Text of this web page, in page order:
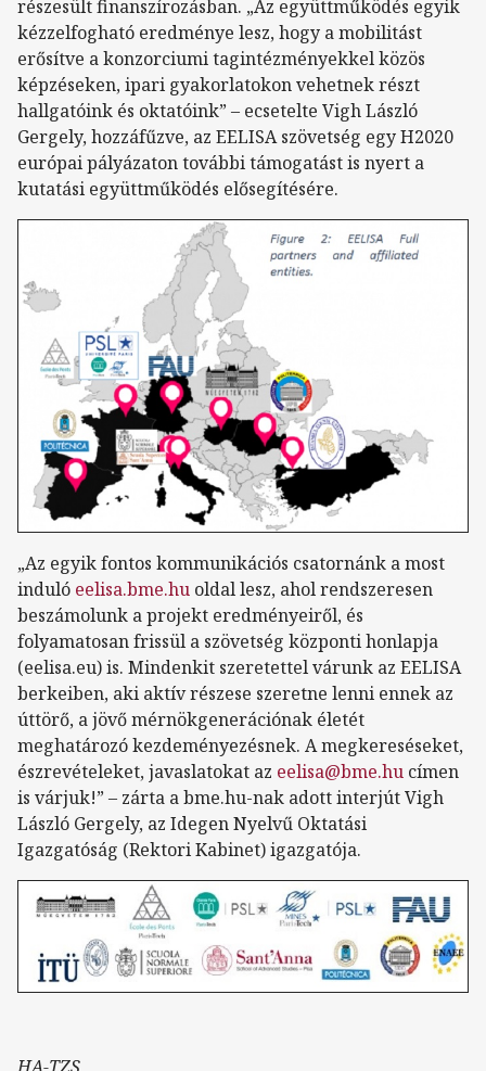
részesült finanszírozásban. „Az együttműködés egyik
kézzelfogható eredménye lesz, hogy a mobilitást
erősítve a konzorciumi tagintézményekkel közös
képzéseken, ipari gyakorlatokon vehetnek részt
hallgatóink és oktatóink” – ecsetelte Vigh László
Gergely, hozzáfűzve, az EELISA szövetség egy H2020
európai pályázaton további támogatást is nyert a
kutatási együttműködés elősegítésére.
„Az egyik fontos kommunikációs csatornánk a most
induló eelisa.bme.hu oldal lesz, ahol rendszeresen
beszámolunk a projekt eredményeiről, és
folyamatosan frissül a szövetség központi honlapja
(eelisa.eu) is. Mindenkit szeretettel várunk az EELISA
berkeiben, aki aktív részese szeretne lenni ennek az
úttörő, a jövő mérnökgenerációnak életét
meghatározó kezdeményezésnek. A megkereséseket,
észrevételeket, javaslatokat az eelisa@bme.hu címen
is várjuk!” – zárta a bme.hu-nak adott interjút Vigh
László Gergely, az Idegen Nyelvű Oktatási
Igazgatóság (Rektori Kabinet) igazgatója.
HA-TZS